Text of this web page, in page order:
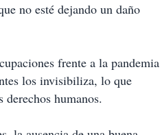
no esté dejando un daño
frente a la pandemia
los invisibiliza, lo que
humanos.